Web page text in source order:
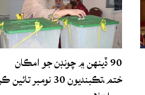
90 ڏينهن ۾ چونڊن جو امڪان
ختم،تڪبنديون 30 نومبر